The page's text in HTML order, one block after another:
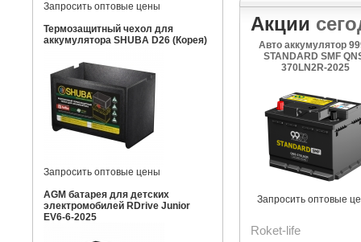
Запросить оптовые цены
Термозащитный чехол для
аккумулятора SHUBA D26 (Корея)
Запросить оптовые цены
AGM батарея для детских
электромобилей RDrive Junior
EV6-6-2025
Акции
Авто аккумулятор
STANDARD SMF
370LN2R-2025
Запросить оптовые
Roket-life